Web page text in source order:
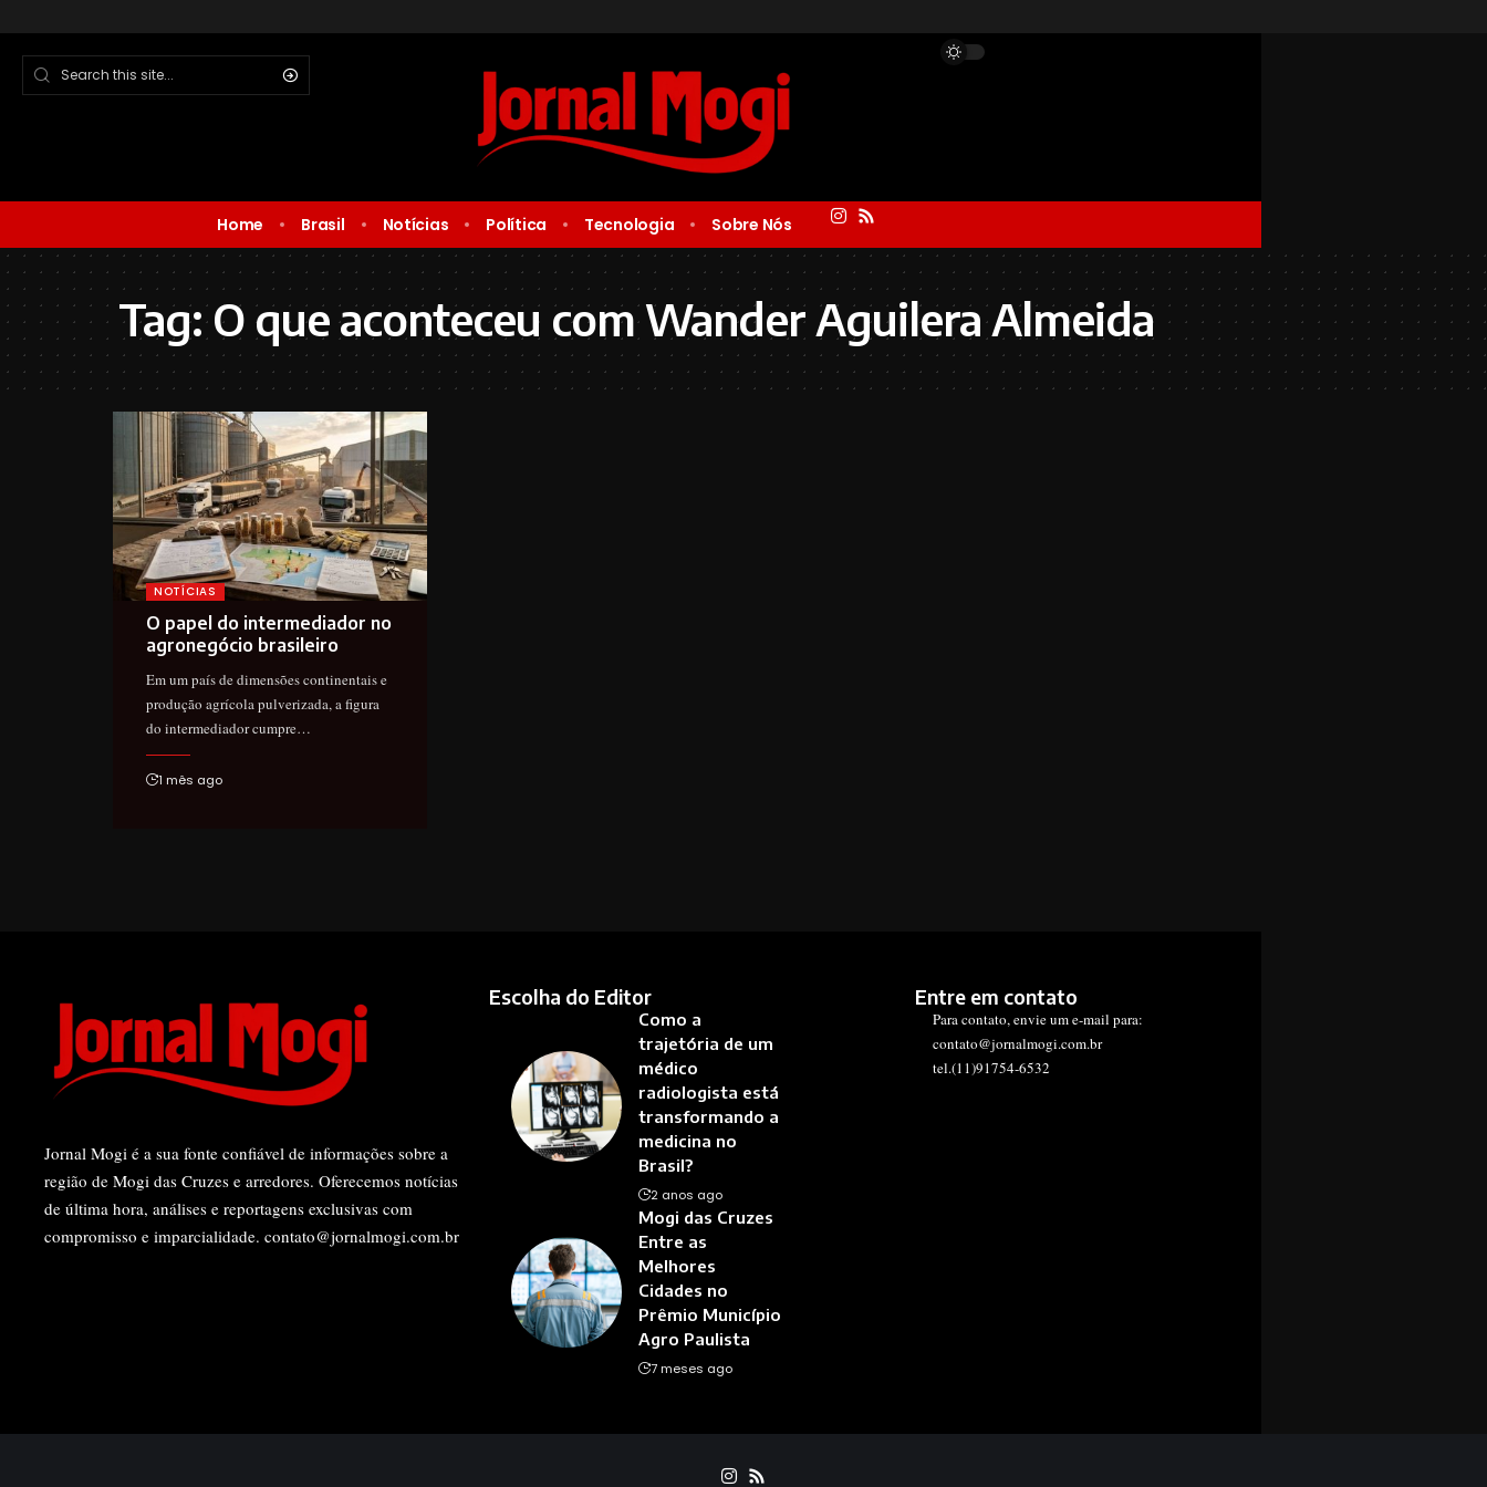
Home Brasil Notícias Política Tecnologia Sobre Nós
Tag:O que aconteceu com Wander Aguilera Almeida
NOTÍCIAS
O papel do intermediador no
agronegócio brasileiro
Em um país de dimensões continentais e
produção agrícola pulverizada, a figura
do intermediador cumpre…
1 mês ago
Jornal Mogi é a sua fonte confiável de informações sobre a
região de Mogi das Cruzes e arredores. Oferecemos notícias
de última hora, análises e reportagens exclusivas com
compromisso e imparcialidade. contato@jornalmogi.com.br
Escolha do Editor
Como a
trajetória de um
médico
radiologista está
transformando a
medicina no
Brasil?
2 anos ago
Mogi das Cruzes
Entre as
Melhores
Cidades no
Prêmio Município
Agro Paulista
7 meses ago
Entre em contato
Para contato, envie um e-mail para:
contato@jornalmogi.com.br
tel.(11)91754-6532